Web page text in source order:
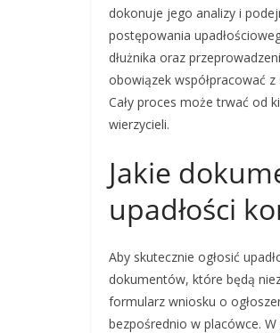
dokonuje jego analizy i
postępowania
dłużnika oraz
obowiązek współpracować
Cały proces może trwać od
wierzycieli.
Jakie
upadłości
Aby skutecznie ogłosić
dokumentów, które będą
formularz wniosku o
bezpośrednio w placówce.